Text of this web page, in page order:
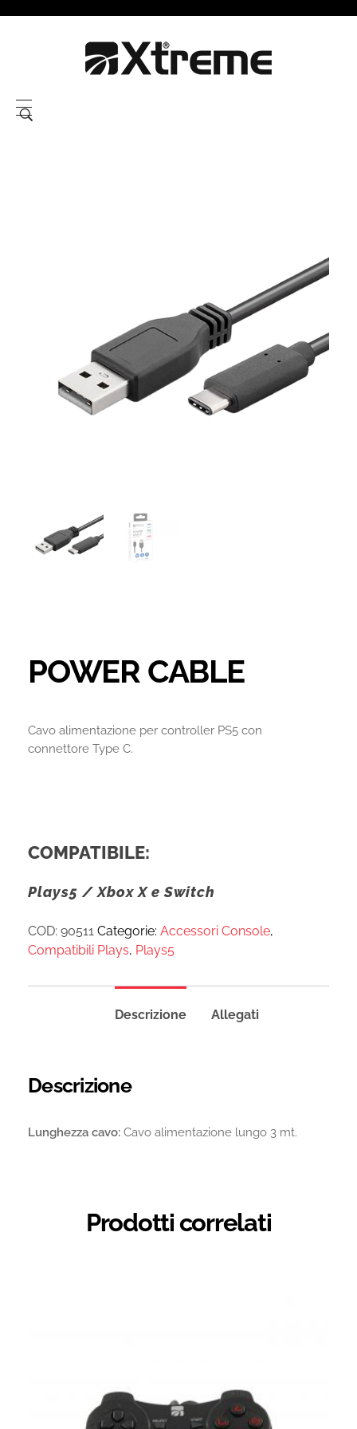
POWER CABLE
Cavo alimentazione per controller PS5 con
connettore Type C.
COMPATIBILE:
Plays5 / Xbox X e Switch
COD: 90511 Categorie: Accessori Console,
Compatibili Plays, Plays5
Descrizione Allegati
Descrizione
Lunghezza cavo: Cavo alimentazione lungo 3 mt.
Prodotti correlati